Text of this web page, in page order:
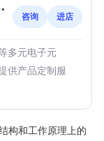
咨询 进店
多元电子元
供产品定制服
构和工作原理上的